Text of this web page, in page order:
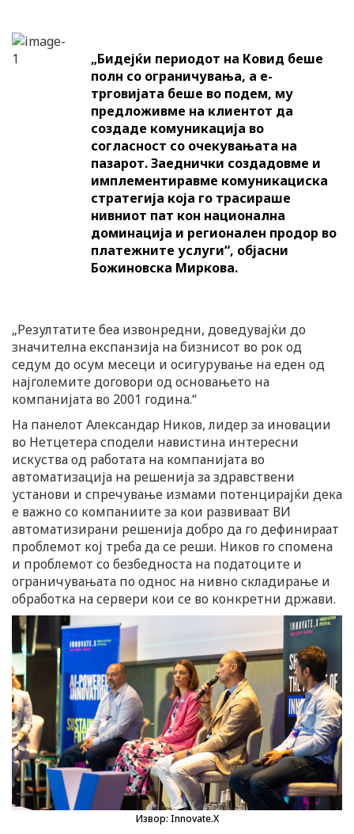
„Бидејќи периодот на Ковид беше
полн со ограничувања, а е-
трговијата беше во подем, му
предложивме на клиентот да
создаде комуникација во
согласност со очекувањата на
пазарот. Заеднички создадовме и
имплементиравме комуникациска
стратегија која го трасираше
нивниот пат кон национална
доминација и регионален продор во
платежните услуги“, објасни
Божиновска Миркова.
„Резултатите беа извонредни, доведувајќи до
значителна експанзија на бизнисот во рок од
седум до осум месеци и осигурување на еден од
најголемите договори од основањето на
компанијата во 2001 година.“
На панелот Александар Ников, лидер за иновации
во Нетцетера сподели навистина интересни
искуства од работата на компанијата во
автоматизација на решенија за здравствени
установи и спречување измами потенцирајќи дека
е важно со компаниите за кои развиваат ВИ
автоматизирани решенија добро да го дефинираат
проблемот кој треба да се реши. Ников го спомена
и проблемот со безбедноста на податоците и
ограничувањата по однос на нивно складирање и
обработка на сервери кои се во конкретни држави.
Извор: Innovate.X